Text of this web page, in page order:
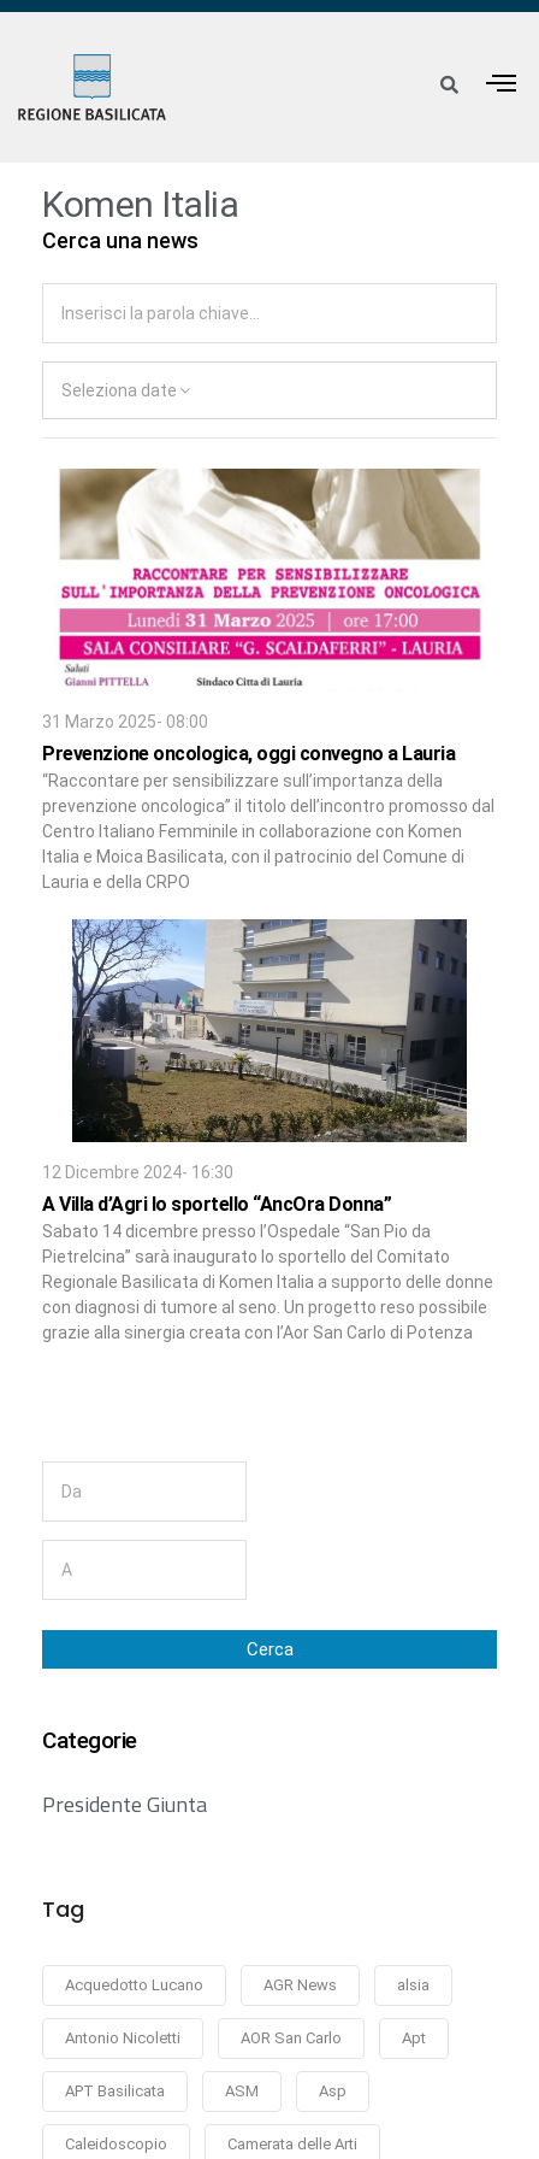
Komen Italia
Cerca una news
Seleziona date
31 Marzo 2025- 08:00
Prevenzione oncologica, oggi convegno a Lauria
“Raccontare per sensibilizzare sull’importanza della
prevenzione oncologica” il titolo dell’incontro promosso dal
Centro Italiano Femminile in collaborazione con Komen
Italia e Moica Basilicata, con il patrocinio del Comune di
Lauria e della CRPO
12 Dicembre 2024- 16:30
A Villa d’Agri lo sportello “AncOra Donna”
Sabato 14 dicembre presso l’Ospedale “San Pio da
Pietrelcina” sarà inaugurato lo sportello del Comitato
Regionale Basilicata di Komen Italia a supporto delle donne
con diagnosi di tumore al seno. Un progetto reso possibile
grazie alla sinergia creata con l’Aor San Carlo di Potenza
Cerca
Categorie
Presidente Giunta
Tag
Acquedotto Lucano AGR News alsia
Antonio Nicoletti AOR San Carlo Apt
APT Basilicata ASM Asp
Caleidoscopio Camerata delle Arti